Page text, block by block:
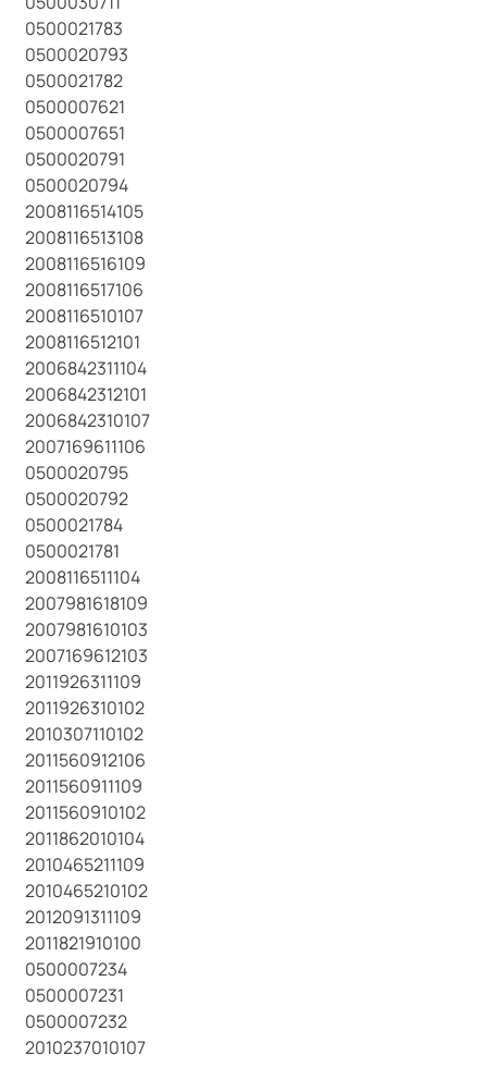
0500021783
0500020793
0500021782
0500007621
0500007651
0500020791
0500020794
2008116514105
2008116513108
2008116516109
2008116517106
2008116510107
2008116512101
2006842311104
2006842312101
2006842310107
2007169611106
0500020795
0500020792
0500021784
0500021781
2008116511104
2007981618109
2007981610103
2007169612103
2011926311109
2011926310102
2010307110102
2011560912106
2011560911109
2011560910102
2011862010104
2010465211109
2010465210102
2012091311109
2011821910100
0500007234
0500007231
0500007232
2010237010107